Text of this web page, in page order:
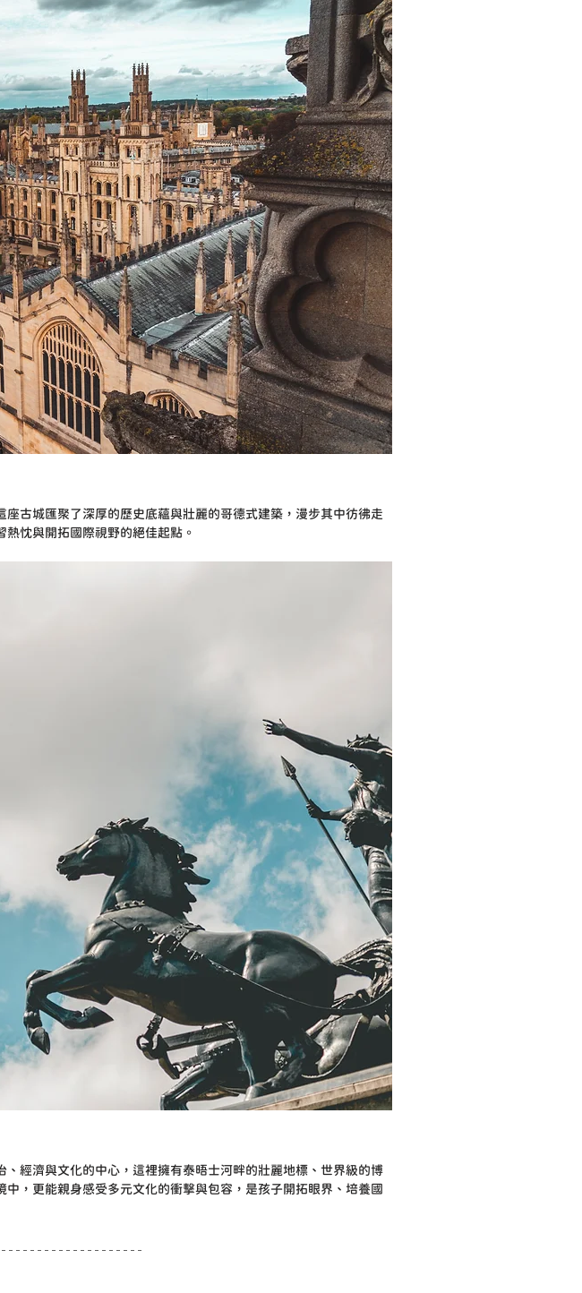
古城匯聚了深厚的歷史底蘊與壯麗的哥德式建築，漫步其中彷彿走
忱與開拓國際視野的絕佳起點。
經濟與文化的中心，這裡擁有泰晤士河畔的壯麗地標、世界級的博
，更能親身感受多元文化的衝擊與包容，是孩子開拓眼界、培養國